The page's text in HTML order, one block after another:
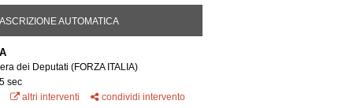
ATTIVA)AUTOMATICA
dei Deputati (FORZA ITALIA)
sec
altri interventi
condividi intervento